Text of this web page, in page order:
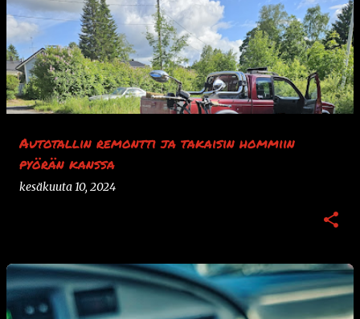
Autotallin remontti ja takaisin hommiin
pyörän kanssa
kesäkuuta 10, 2024